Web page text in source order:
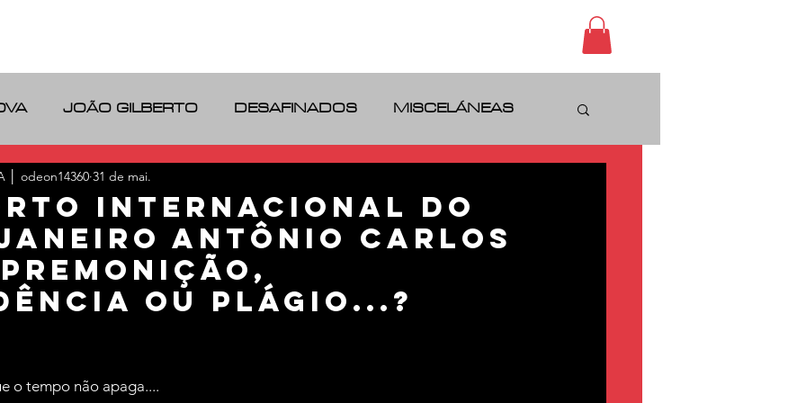
JOÃO GILBERTO DESAFINADOS MISCELÁNEAS
RIO DE JANEIRO
Internacional do
ANTÔNIO CARLOS
Premonição,
ou plágio...?
│ odeon14360 31 de mai.
5 estrelas.
o tempo não apaga....